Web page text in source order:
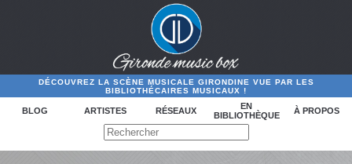
DÉCOUVREZ LA SCÈNE MUSICALE GIRONDINE VUE PAR LES
BIBLIOTHÉCAIRES MUSICAUX !
BLOG ARTISTES RÉSEAUX
EN
BIBLIOTHÈQUE
À PROPOS